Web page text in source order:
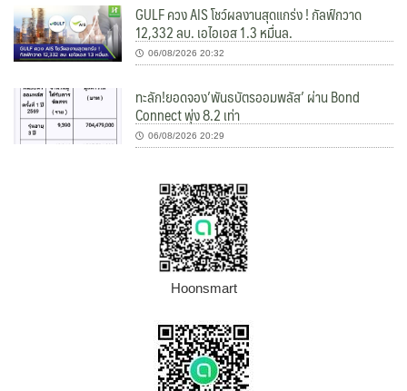
GULF ควง AIS โชว์ผลงานสุดแกร่ง ! กัลฟ์กวาด
12,332 ลบ. เอไอเอส 1.3 หมื่นล.
06/08/2026 20:32
ทะลัก!ยอดจอง’พันธบัตรออมพลัส’ ผ่าน Bond
Connect พุ่ง 8.2 เท่า
06/08/2026 20:29
Hoonsmart